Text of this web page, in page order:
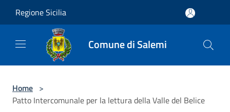
Regione Sicilia
Comune di Salemi
Home >
Patto Intercomunale per la lettura della Valle del Belice